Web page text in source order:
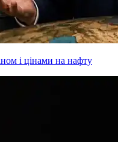
і цінами на нафту